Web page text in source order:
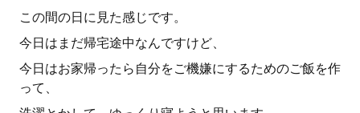
この間の日に見た感じです。
今日はまだ帰宅途中なんですけど、
今日はお家帰ったら自分をご機嫌にするためのご飯を作
って、